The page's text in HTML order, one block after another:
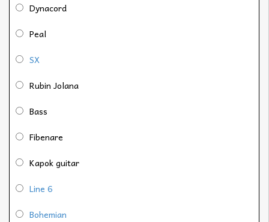
Dynacord
Peal
SX
Rubin Jolana
Bass
Fibenare
Kapok guitar
Line 6
Bohemian